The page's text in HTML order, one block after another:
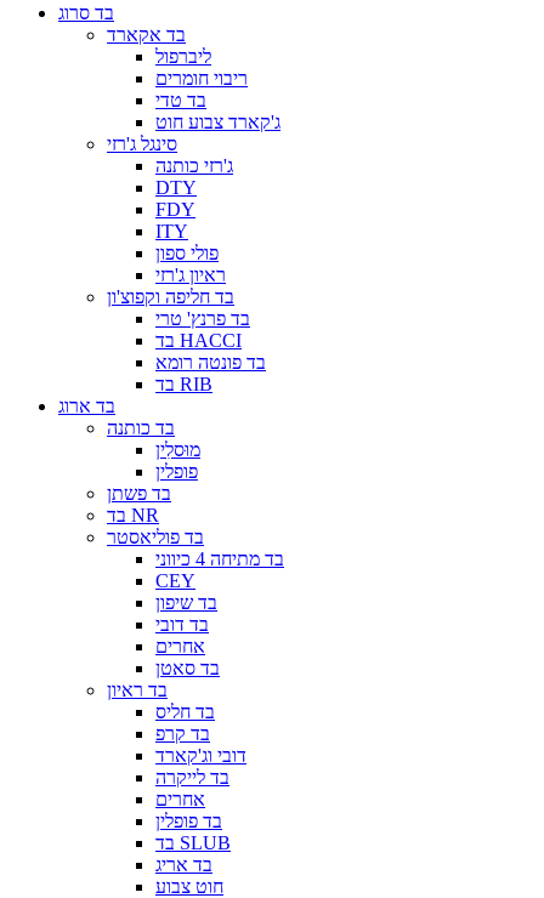
בד סרוג
בד אקארד
ליברפול
ריבוי חומרים
בד טדי
ג'קארד צבוע חוט
סינגל ג'רזי
ג'רזי כותנה
DTY
FDY
ITY
פולי ספון
ראיון ג'רזי
בד חליפה וקפוצ'ון
בד פרנץ' טרי
בד HACCI
בד פונטה רומא
בד RIB
בד ארוג
בד כותנה
מוּסלִין
פופלין
בד פשתן
בד NR
בד פוליאסטר
בד מתיחה 4 כיווני
CEY
בד שיפון
בד דובי
אחרים
בד סאטן
בד ראיון
בד חליס
בד קרפ
דובי וג'קארד
בד לייקרה
אחרים
בד פופלין
בד SLUB
בד אריג
חוט צבוע